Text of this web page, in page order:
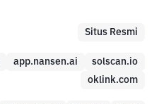
Situs Resmi
app.nansen.ai
solscan.io
oklink.com